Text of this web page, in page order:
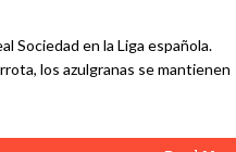
Sociedad en la Liga española.
los azulgranas se mantienen